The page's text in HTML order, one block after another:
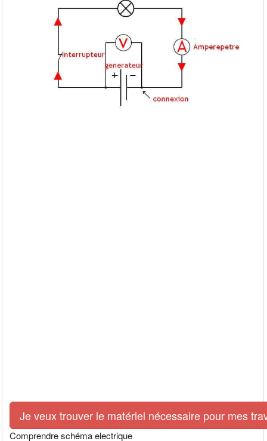
Je veux trouver le matériel nécessaire pour mes
Comprendre schéma electrique